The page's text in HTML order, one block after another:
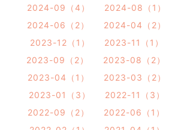
2024-09（4）
2024-08（1）
2024-06（2）
2024-04（2）
2023-12（1）
2023-11（1）
2023-09（2）
2023-08（2）
2023-04（1）
2023-03（2）
2023-01（3）
2022-11（3）
2022-09（2）
2022-06（1）